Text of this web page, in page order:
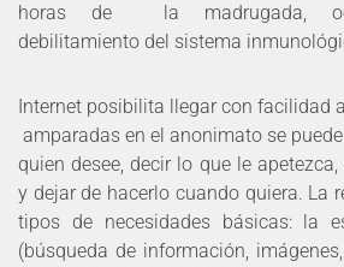
horas de la madrugada,
debilitamiento del sistema
Internet posibilita llegar con facilidad
amparadas en el anonimato se
quien desee, decir lo que le
y dejar de hacerlo cuando quiera. La
tipos de necesidades básicas: la
(búsqueda de información,